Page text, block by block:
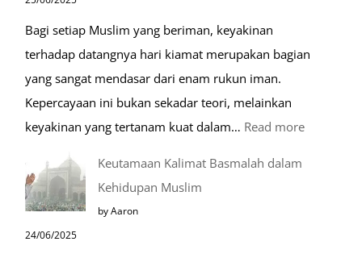
Bagi setiap Muslim yang beriman, keyakinan
terhadap datangnya hari kiamat merupakan bagian
yang sangat mendasar dari enam rukun iman.
Kepercayaan ini bukan sekadar teori, melainkan
keyakinan yang tertanam kuat dalam… Read more:
Keutamaan Kalimat Basmalah dalam
Kehidupan Muslim
by Aaron
24/06/2025